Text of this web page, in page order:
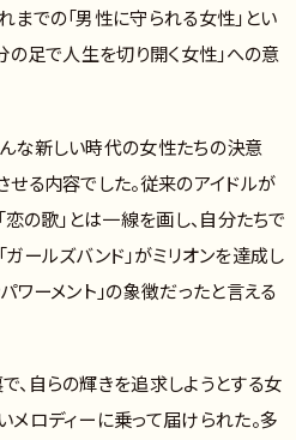
までの「男性に守られる女性」とい
の足で人生を切り開く女性」への意
な新しい時代の女性たちの決意
せる内容でした。従来のアイドルが
恋の歌」とは一線を画し、自分たちで
ールズバンド」がミリオンを達成し
ワーメント」の象徴だったと言える
、自らの輝きを追求しようとする女
メロディーに乗って届けられた。多